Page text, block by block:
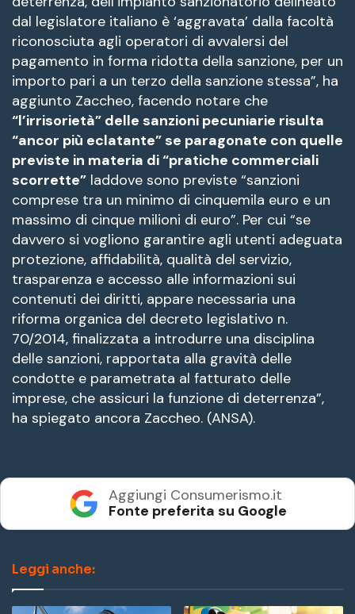
dal legislatore italiano è ‘aggravata’ dalla facoltà
riconosciuta agli operatori di avvalersi del
pagamento in forma ridotta della sanzione, per un
importo pari a un terzo della sanzione stessa”, ha
aggiunto Zaccheo, facendo notare che
“l’irrisorietà” delle sanzioni pecuniarie risulta
“ancor più eclatante” se paragonate con quelle
previste in materia di “pratiche commerciali
scorrette” laddove sono previste “sanzioni
comprese tra un minimo di cinquemila euro e un
massimo di cinque milioni di euro”. Per cui “se
davvero si vogliono garantire agli utenti adeguata
protezione, affidabilità, qualità del servizio,
trasparenza e accesso alle informazioni sui
contenuti dei diritti, appare necessaria una
riforma organica del decreto legislativo n.
70/2014, finalizzata a introdurre una disciplina
delle sanzioni, rapportata alla gravità delle
condotte e parametrata al fatturato delle
imprese, che assicuri la funzione di deterrenza”,
ha spiegato ancora Zaccheo. (ANSA).
Aggiungi Consumerismo.it
Fonte preferita su Google
Leggi anche: